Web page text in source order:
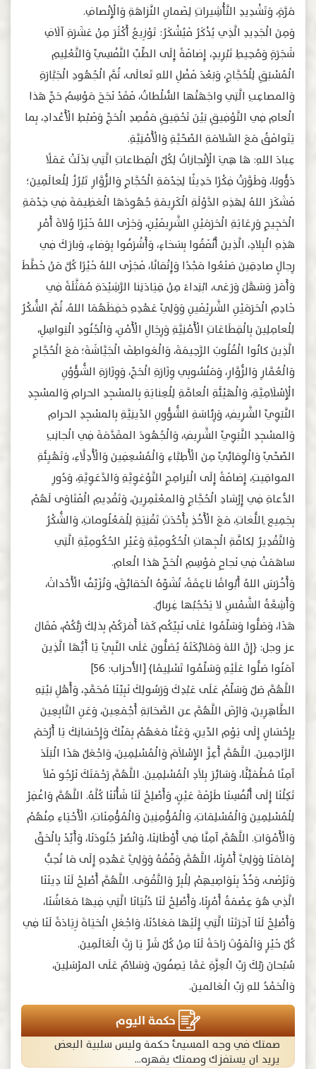
مَرَّةٍ، وَتَشْدِيدِ التَّأْشِيراتِ لِضَمانِ النَّزاهَةِ وَالْإِنْصافِ.
وَمِنَ الْجَدِيدِ الَّذِي يُذْكَرُ فَيُشْكَرُ: تَوْزِيعُ أَكْثَرَ مِنْ عَشَرَةِ آلَافِ
شَجَرَةٍ وَمُحِيطِ تَبْرِيدٍ، إِضافَةً إِلَى الطِّبِّ النَّفْسِيِّ وَالتَّعْلِيمِ
الْمُسْبَقِ لِلْحُجَّاجِ، وَبَعْدَ فَضْلِ اللهِ تَعالَى، ثُمَّ الْجُهُودِ الْجَبَّارَةِ
وَالمصاعِبِ الَّتِي واجَهَتْها السُّلْطاتُ، فَقَدْ نَجَحَ مَوْسِمُ حَجِّ هَذا
الْعامِ فِي التَّوْفِيقِ بَيْنَ تَحْقِيقِ مَقْصِدِ الْحَجِّ وَضَبْطِ الْأَعْدادِ، بِما
يَتَوافَقُ مَعَ السَّلامَةِ الصِّحِّيَّةِ وَالْأَمْنِيَّةِ.
عِبادَ اللهِ: هَا هِيَ الْإِنْجازاتُ لِكُلِّ الْقِطاعاتِ الَّتِي بَذَلَتْ عَمَلًا
دَؤُوبًا، وَطَوَّرَتْ فِكْرًا حَدِيثًا لِخِدْمَةِ الْحُجَّاجِ وَالزُّوَّارِ تَبْرُزُ لِلْعالَمِينَ؛
فَشَكَرَ اللهُ لِهَذِهِ الدَّوْلَةِ الْكَرِيمَةِ جُهُودَهَا الْعَظِيمَةَ فِي خِدْمَةِ
الْحَجِيجِ وَرِعَايَةِ الْحَرَمَيْنِ الشَّرِيفَيْنِ، وَجَزَى اللهُ خَيْرًا وُلاةَ أَمْرِ
هَذِهِ الْبِلادِ، الَّذِينَ أَنْفَقُوا بِسَخاءٍ، وَأَشْرَفُوا بِوَفاءٍ، وَبارَكَ فِي
رِجالٍ صادِقِينَ صَنَعُوا مَجْدًا وَإِتْقانًا، فَجَزَى اللهُ خَيْرًا كُلَّ مَنْ خَطَّطَ
وَأَمَرَ وَسَهَّلَ وَرَعَى، ابْتِداءً مِنْ قِيَادَتِنا الرَّشِيْدَةِ مُمَثَّلَةً فِي
خَادِمِ الْحَرَمَيْنِ الشَّرِيْفَينِ وَوَلِيِّ عَهْدِهِ حَفِظَهُمَا اللهُ، ثُمَّ الشُّكْرُ
لِلْعامِلِينَ بِالْقِطَاعَاتِ الْأَمْنِيَّةِ وَرِجَالِ الْأَمْنِ، وَالْجُنُودِ الْبَواسِلِ،
الَّذِينَ كانُوا الْقُلُوبَ الرَّحِيمَةَ، وَالْعَواطِفَ الْجَيَّاشَةَ؛ مَعَ الْحُجَّاجِ
وَالْعُمَّارِ وَالزُّوَّارِ، وَمَنْسُوبِي وِزَارَةِ الْحَجِّ، وَوِزَارَةِ الشُّؤُوْنِ
الْإِسْلَامِيَّةِ، وَالْهَيْئَةِ الْعامَّةِ لِلْعِنايَةِ بِالمسْجِدِ الحرامِ وَالمسْجِدِ
النَّبَوِيِّ الشَّرِيفِ، وَرِئاسَةِ الشُّؤُونِ الدِّينِيَّةِ بِالمسْجِدِ الحرامِ
وَالمسْجِدِ النَّبَوِيِّ الشَّرِيفِ، وَالْجُهُودَ المقَدَّمَةَ فِي الْجانِبِ
الصِّحِّيِّ وَالْوِقائِيِّ مِنَ الْأَطِبَّاءِ وَالْمُسْعِفِينَ وَالْأَدِلَّاءِ، وَتَهْيِئَةِ
المواقِيتِ، إِضافَةً إِلَى الْبَرامِجِ التَّوْعَوِيَّةِ وَالدَّعَوِيَّةِ، وَدُورِ
الدُّعاةِ فِي إِرْشادِ الْحُجَّاجِ وَالمعْتَمِرِينَ، وَتَقْدِيمِ الْفَتَاوَى لَهُمْ
بِجَمِيع ِاللُّغاتِ، مَعَ الْأَخْذِ بِأَحْدَثِ تَقْنِيَةٍ لِلْمَعْلُوماتِ، وَالشُّكْرُ
وَالتَّقْدِيرُ لِكافَّةِ الْجِهاتِ الْحُكُومِيَّةِ وَغَيْرِ الحُكُومِيَّةِ الَّتِي
ساهَمَتْ فِي نَجاحِ مَوْسِمِ الْحَجِّ هَذا الْعامِ.
وَأَخْرَسَ اللهُ أَبْواقًا ناعِقَةً، تُشَوِّهُ الْحَقائِقَ، وَتُزَيِّفُ الْأَحْداثَ،
وَأَشِعَّةُ الشَّمْسِ لا يَحْجُبُها غِربالٌ.
هَذَا، وَصَلُّوا وَسَلِّمُوا عَلَى نَبِيِّكُم كَمَا أَمَرَكُمْ بِذلِكَ رَبُّكُمْ، فَقَالَ
عز وجل: ﴿إِنَّ اللهَ وَمَلائِكَتَهُ يُصَلُّونَ عَلَى النَّبِيِّ يَا أَيُّهَا الَّذِينَ
آمَنُوا صَلُّوا عَلَيْهِ وَسَلِّمُوا تَسْلِيمًا﴾ [الأحزاب: 56]
‎اللَّهُمَّ صَلِّ وَسَلِّمْ عَلَى عَبْدِكَ وَرَسُولِكَ نَبِيِّنَا مُحَمَّدٍ، وَأَهْلِ بَيْتِهِ
الطَّاهِرِينَ، وَارْضَ اللَّهُمَّ عن الصَّحَابَةِ أَجْمَعِينَ، وَعَنِ التَّابِعِينَ
بِإِحْسَانٍ إِلَى يَوْمِ الدِّينِ، وَعَنَّا مَعَهُمْ بِمَنِّكَ وَإِحْسَانِكَ يَا أَرْحَمَ
الرَّاحِمِينَ. اللَّهُمَّ أَعِزَّ الإِسْلاَمَ وَالْمُسْلِمِينَ، وَاجْعَلْ هَذَا الْبَلَدَ
آمِنًا مُطْمَئِنًّا، وَسَائِرَ بِلاَدِ الْمُسْلِمِينَ. اللَّهُمَّ رَحْمَتَكَ نَرْجُو فَلاَ
تَكِلْنَا إِلَى أَنْفُسِنَا طَرْفَةَ عَيْنٍ، وَأَصْلِحْ لَنَا شَأْنَنَا كُلَّهُ. اللَّهُمَّ وَاغْفِرْ
لِلْمُسْلِمِينَ وَالْمُسْلِمَاتِ، وَالْمُؤْمِنِينَ وَالْمُؤْمِنَاتِ، الْأَحْيَاءِ مِنْهُمْ
وَالْأَمْوَاتِ. اللَّهُمَّ آمِنَّا فِي أَوْطَانِنَا، وَانْصُرْ جُنُودَنَا، وَأَيِّدْ بِالْحَقِّ
إِمَامَنَا وَوَلِيَّ أَمْرِنَا، اللَّهُمَّ وَفِّقْهُ وَوَلِيَّ عَهْدِهِ إِلَى مَا تُحِبُّ
وَتَرْضَى، وَخُذْ بِنَوَاصِيهِمْ لِلْبِرِّ وَالتَّقْوَى. اللَّهُمَّ أَصْلِحْ لَنَا دِينَنَا
الَّذِي هُوَ عِصْمَةُ أَمْرِنَا، وَأَصْلِحْ لَنَا دُنْيَانَا الَّتِي فِيهَا مَعَاشُنَا،
وَأَصْلِحْ لَنَا آخِرَتَنَا الَّتِي إِلَيْهَا مَعَادُنَا، وَاجْعَلِ الْحَيَاةَ زِيَادَةً لَنَا فِي
كُلِّ خَيْرٍ وَالْمَوْتَ رَاحَةً لَنَا مِنْ كُلِّ شَرٍّ يَا رَبَّ الْعَالَمِينَ.
سُبْحانَ رَبِّكَ رَبِّ الْعِزَّةِ عَمَّا يَصِفُونَ، وَسَلامٌ عَلَى المرْسَلِينَ،
وَالْحَمْدُ للهِ رَبِّ الْعَالمينَ.
حكمة اليوم
صمتك في وجه المسيئ حكمة وليس سلبية البعض
يريد ان يستفزك وصمتك يقهره...